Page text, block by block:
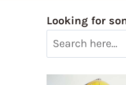
Looking for